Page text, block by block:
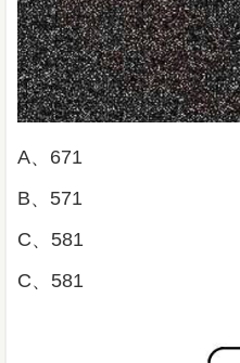
A、671
B、571
C、581
C、581